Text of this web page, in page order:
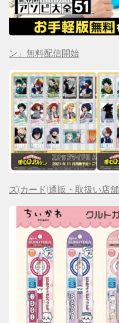
ン」無料配信開始
ズ(カード)通販・取扱い店舗